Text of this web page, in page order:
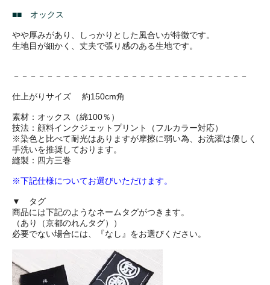
■■ オックス
やや厚みがあり、しっかりとした風合いが特徴です。
生地目が細かく、丈夫で張り感のある生地です。
－－－－－－－－－－－－－－－－－－－－－－－－－－－－
仕上がりサイズ 約150cm角
素材：オックス（綿100％）
技法：顔料インクジェットプリント（フルカラー対応）
※染色と比べて耐光はありますが摩擦に弱い為、お洗濯は優しく
手洗いを推奨しております。
縫製：四方三巻
※下記仕様についてお選びいただけます。
▼ タグ
商品には下記のようなネームタグがつきます。
（あり（京都のれんタグ））
必要でない場合には、『なし』をお選びください。